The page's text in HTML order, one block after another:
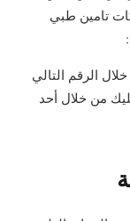
تامين طبي
الرقم التالي
عليك من خلال أحد